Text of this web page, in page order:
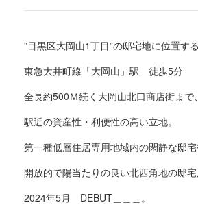
”目黒区大岡山1丁目”の邸宅地に位置する
東急大井町線「大岡山」駅 徒歩5分
全長約500Ｍ続く大岡山北口商店街まで
駅近の資産性・利便性の高い立地。
第一種低層住居専用地域内の閑静な邸宅
開放的で陽当たりの良い北西角地の邸宅
2024年5月 DEBUT＿＿＿。